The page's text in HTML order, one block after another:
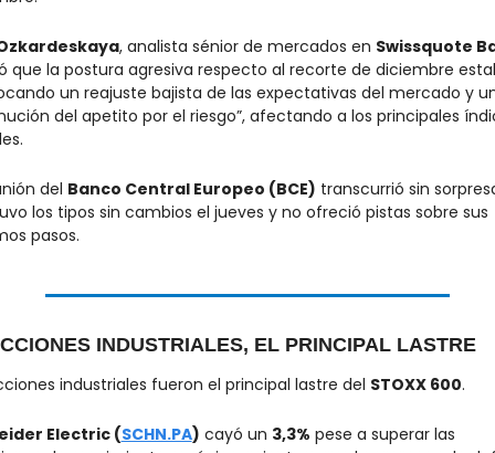
, analista sénior de mercados en Swissquote
que la postura agresiva respecto al recorte de diciembre
un reajuste bajista de las expectativas del mercado y
del apetito por el riesgo”, afectando a los principales
del Banco Central Europeo (BCE) transcurrió sin
los tipos sin cambios el jueves y no ofreció pistas sobre sus
pasos.
INDUSTRIALES, EL PRINCIPAL LASTRE
industriales fueron el principal lastre del STOXX 600.
Electric (SCHN.PA) cayó un 3,3% pese a superar las